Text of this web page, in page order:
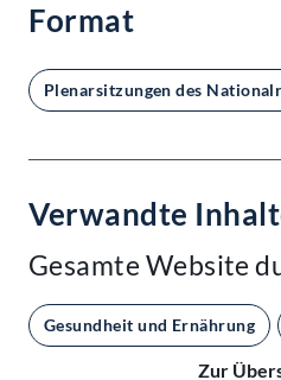
Format
Plenarsitzungen des
Verwandte
Gesamte Website
Gesundheit und Ernährung
Zur